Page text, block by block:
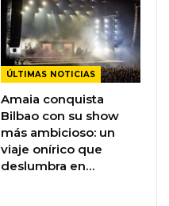
ÚLTIMAS NOTICIAS
Amaia conquista
Bilbao con su show
más ambicioso: un
viaje onírico que
deslumbra en…